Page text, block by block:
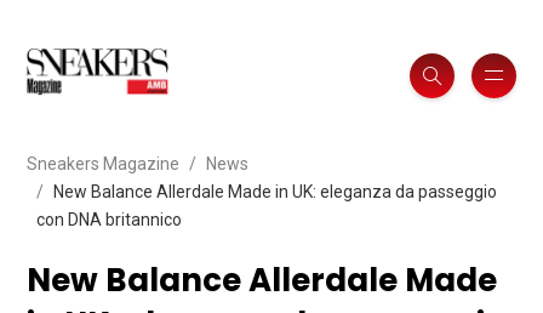
Sneakers Magazine
News
New Balance Allerdale Made in UK: eleganza da passeggio
con DNA britannico
New Balance Allerdale Made